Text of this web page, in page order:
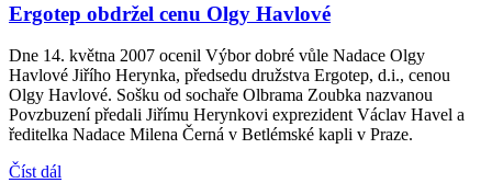
Ergotep obdržel cenu Olgy Havlové
Dne 14. května 2007 ocenil Výbor dobré vůle Nadace Olgy
Havlové Jiřího Herynka, předsedu družstva Ergotep, d.i., cenou
Olgy Havlové. Sošku od sochaře Olbrama Zoubka nazvanou
Povzbuzení předali Jiřímu Herynkovi exprezident Václav Havel a
ředitelka Nadace Milena Černá v Betlémské kapli v Praze.
Číst dál